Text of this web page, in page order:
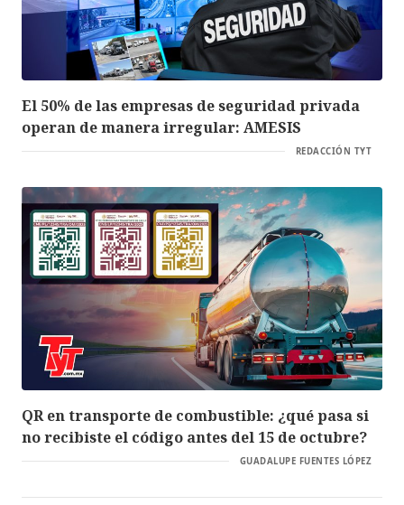
El 50% de las empresas de seguridad privada
operan de manera irregular: AMESIS
REDACCIÓN TYT
QR en transporte de combustible: ¿qué pasa si
no recibiste el código antes del 15 de octubre?
GUADALUPE FUENTES LÓPEZ